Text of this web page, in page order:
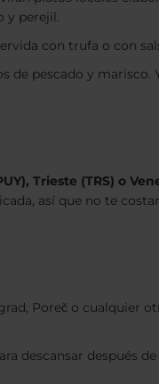
y perejil.
con trufa o con
pescado y marisco.
Trieste (TRS) o
así que no te
Poreč o cualquier
descansar después